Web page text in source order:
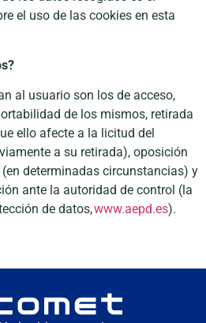
el uso de las cookies en esta
al usuario son los de acceso,
de los mismos, retirada
ello afecte a la licitud del
a su retirada), oposición
determinadas circunstancias) y
ante la autoridad de control (la
de datos,www.aepd.es).